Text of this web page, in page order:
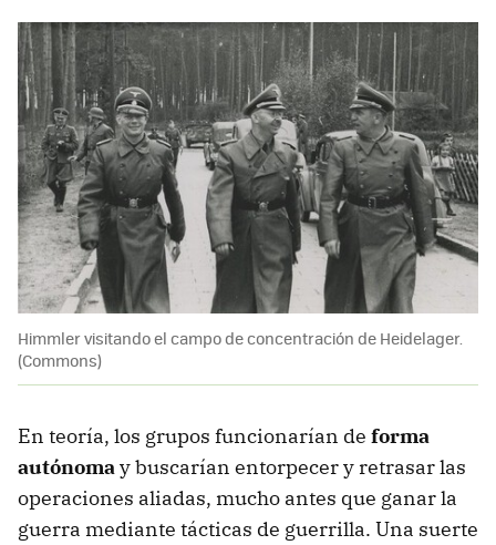
Himmler visitando el campo de concentración de Heidelager.
(Commons)
En teoría, los grupos funcionarían de forma
autónomay buscarían entorpecer y retrasar las
operaciones aliadas, mucho antes que ganar la
guerra mediante tácticas de guerrilla. Una suerte